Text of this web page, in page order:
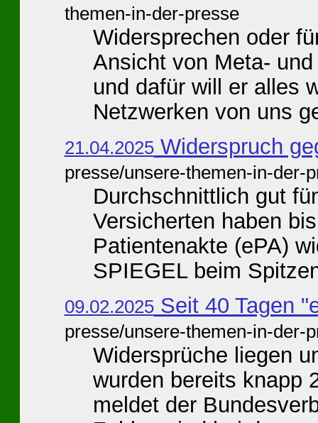
themen-in-der-presse
Widersprechen oder
Ansicht von Meta-
und dafür will er alles
Netzwerken von uns
21.04.2025Widerspruch
presse/unsere-themen-in-der-
Durchschnittlich gut
Versicherten haben
Patientenakte (ePA)
SPIEGEL beim
09.02.2025Seit 40 Tagen
presse/unsere-themen-in-der-
Widersprüche liegen
wurden bereits knapp
meldet der